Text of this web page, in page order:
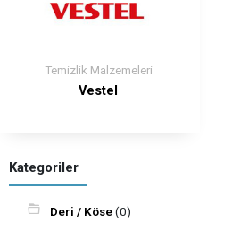
Temizlik Malzemeleri
Vestel
Kategoriler
Deri / Köse(0)